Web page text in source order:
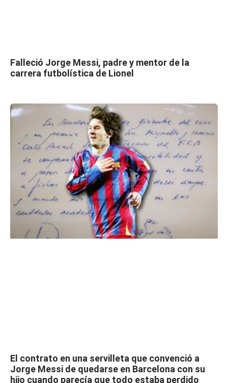
Falleció Jorge Messi, padre y mentor de la
carrera futbolística de Lionel
El contrato en una servilleta que convenció a
Jorge Messi de quedarse en Barcelona con su
hijo cuando parecía que todo estaba perdido